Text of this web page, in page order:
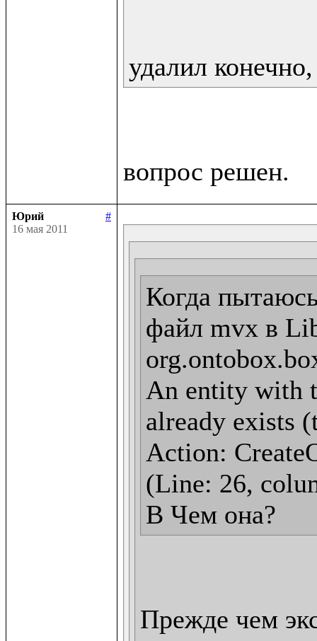
удалил
Юрий
#
16 мая 2011
Когда
файл mvx в
An entity with
already exists
Action:
(Line: 26,
В Чем она?
Прежде чем